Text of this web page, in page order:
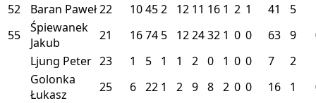
52
Baran Paweł22 10452 12 11 16 1 2 1 41 5
55
Śpiewanek
Jakub
21 1674 5 122432 1 0 0 63 9
Ljung Peter 23 1 5 1 1 2 0 1 0 0 7 2
Golonka
Łukasz
25 6 22 1 2 9 8 2 0 0 16 1